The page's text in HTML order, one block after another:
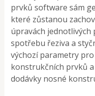
prvků software sám
které zůstanou
úpravách jednotlivých
spotřebu řeziva a
výchozí parametry
konstrukčních prvků
dodávky nosné